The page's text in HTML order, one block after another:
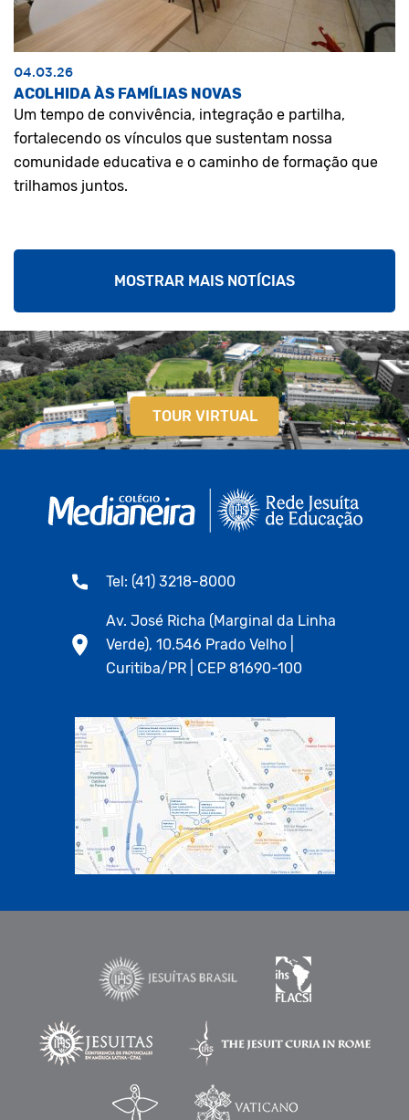
04.03.26
ACOLHIDA ÀS FAMÍLIAS NOVAS
Um tempo de convivência, integração e partilha,
fortalecendo os vínculos que sustentam nossa
comunidade educativa e o caminho de formação que
trilhamos juntos.
MOSTRAR MAIS NOTÍCIAS
TOUR VIRTUAL
Tel: (41) 3218-8000
Av. José Richa (Marginal da Linha
Verde), 10.546 Prado Velho |
Curitiba/PR | CEP 81690-100